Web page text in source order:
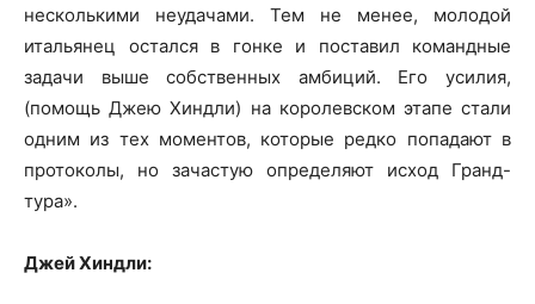
несколькими неудачами. Тем не менее, молодой
итальянец остался в гонке и поставил командные
задачи выше собственных амбиций. Его усилия,
(помощь Джею Хиндли) на королевском этапе стали
одним из тех моментов, которые редко попадают в
протоколы, но зачастую определяют исход Гранд-
тура».
Джей Хиндли: